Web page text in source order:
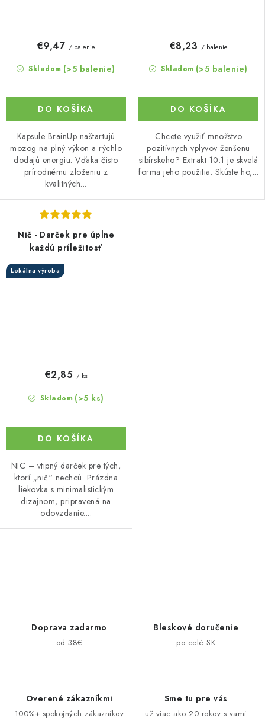
Skladom (>5 balenie)
€9,47 / balenie
DO KOŠÍKA
Kapsule BrainUp naštartujú
mozog na plný výkon a rýchlo
dodajú energiu. Vďaka čisto
prírodnému zloženiu z
kvalitných...
Skladom (>5 balenie)
€8,23 / balenie
DO KOŠÍKA
Chcete využiť množstvo
pozitívnych vplyvov ženšenu
sibírskeho? Extrakt 10:1 je skvelá
forma jeho použitia. Skúste ho,...
Nič - Darček pre úplne
každú príležitosť
Lokálna výroba
Skladom (>5 ks)
€2,85 / ks
DO KOŠÍKA
NIC – vtipný darček pre tých,
ktorí „nič“ nechcú. Prázdna
liekovka s minimalistickým
dizajnom, pripravená na
odovzdanie....
Doprava zadarmo
od 38€
Bleskové doručenie
po celé SK
Overené zákazníkmi
100%+ spokojných zákazníkov
Sme tu pre vás
už viac ako 20 rokov s vami